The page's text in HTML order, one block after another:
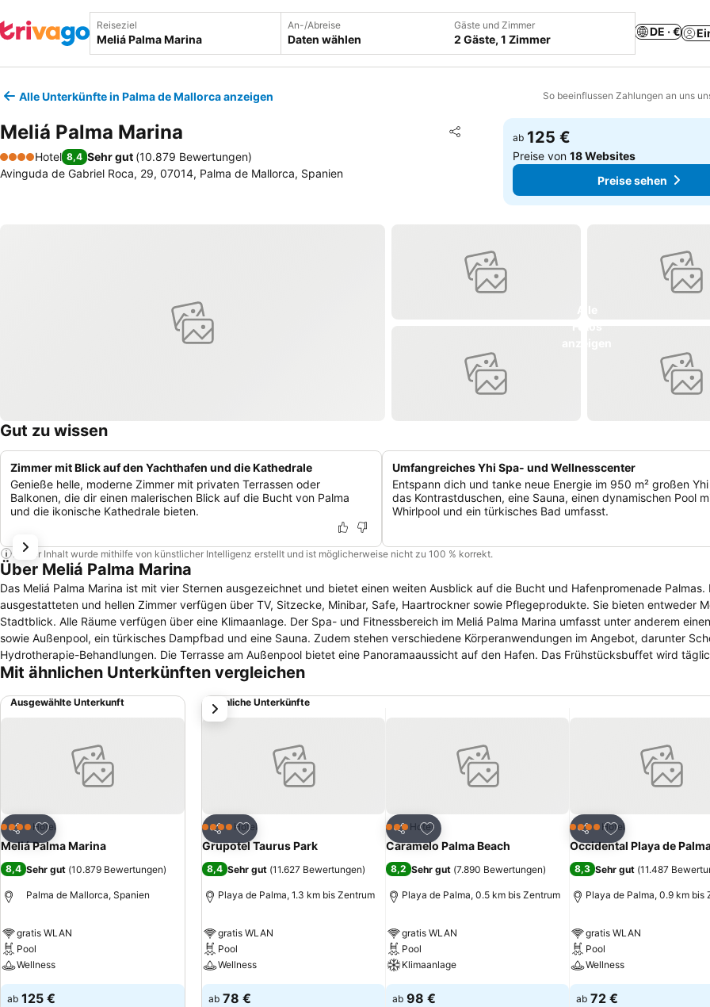
Reiseziel An-/Abreise
Daten wählen
Gäste und Zimmer
2 Gäste, 1 Zimmer
DE · €
Alle Unterkünfte in Palma de Mallorca anzeigen So beeinflussen Zahlungen an uns
Meliá Palma Marina Teilen
Zu Favoriten hinzufügen
4 Sterne
Hotel 8,4 Sehr gut (10.879 Bewertungen)
Avinguda de Gabriel Roca, 29, 07014, Palma de Mallorca, Spanien
ab 125 €
Preise von18 Websites
Preise sehen
Gut zu wissen
Zimmer mit Blick auf den Yachthafen und die Kathedrale
Genieße helle, moderne Zimmer mit privaten Terrassen oder
Balkonen, die dir einen malerischen Blick auf die Bucht von Palma
und die ikonische Kathedrale bieten.
Umfangreiches Yhi Spa- und Wellnesscenter
Entspann dich und tanke neue Energie im 950 m² großen
das Kontrastduschen, eine Sauna, einen dynamischen Pool
Whirlpool und ein türkisches Bad umfasst.
Dieser Inhalt wurde mithilfe von künstlicher Intelligenz erstellt und ist möglicherweise nicht zu 100 % korrekt.
Über Meliá Palma Marina
Das Meliá Palma Marina ist mit vier Sternen ausgezeichnet und bietet einen weiten Ausblick auf die Bucht und Hafenpromenade Palmas. Die modern
ausgestatteten und hellen Zimmer verfügen über TV, Sitzecke, Minibar, Safe, Haartrockner sowie Pflegeprodukte. Sie bieten entweder
Stadtblick. Alle Räume verfügen über eine Klimaanlage. Der Spa- und Fitnessbereich im Meliá Palma Marina umfasst unter anderem einen Innen-
sowie Außenpool, ein türkisches Dampfbad und eine Sauna. Zudem stehen verschiedene Körperanwendungen im Angebot, darunter
Hydrotherapie-Behandlungen. Die Terrasse am Außenpool bietet eine Panoramaaussicht auf den Hafen. Das Frühstücksbuffet wird täglich im
hoteleigenen Restaurant Diana serviert. Dort speist man zum Mittag- und Abendessen à la carte. Snacks und Getränke erhält man sowohl
etwa 25 Busfahrminuten zur Catedral de Mallorca. Zur Plaça Major im historischen Zentrum von Palma fährt man mit dem Bus ungefähr
Mit ähnlichen Unterkünften vergleichen
Ausgewählte Unterkunft
Teilen
Zu Favoriten hinzufügen
4 SterneHotel
Meliá Palma Marina
8,4 Sehr gut (10.879 Bewertungen)
Palma de Mallorca, Spanien
gratis WLAN
Pool
Wellness
ab 125 €
Ähnliche Unterkünfte
Teilen
Zu Favoriten hinzufügen
4 SterneHotel
Grupotel Taurus Park
8,4 Sehr gut (11.627 Bewertungen)
Playa de Palma, 1.3 km bis Zentrum
gratis WLAN
Pool
Wellness
ab 78 €
Teilen
Zu Favoriten hinzufügen
3 SterneHotel
Caramelo Palma Beach
8,2 Sehr gut (7.890 Bewertungen)
Playa de Palma, 0.5 km bis Zentrum
gratis WLAN
Pool
Klimaanlage
ab 98 €
Teilen
Zu Favoriten
4 SterneHotel
Occidental Playa de
8,3 Sehr gut (11.487
Playa de Palma, 0.9 km bis
gratis WLAN
Pool
Wellness
ab 72 €
weiter